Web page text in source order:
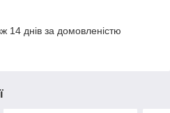
14 днів за домовленістю